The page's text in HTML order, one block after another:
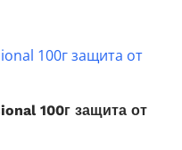
100г защита от